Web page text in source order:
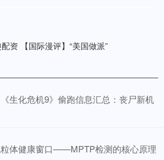
配资 【国际漫评】“美国做派”
生化危机9》偷跑信息汇总：丧尸新机
体健康窗口——MPTP检测的核心原理